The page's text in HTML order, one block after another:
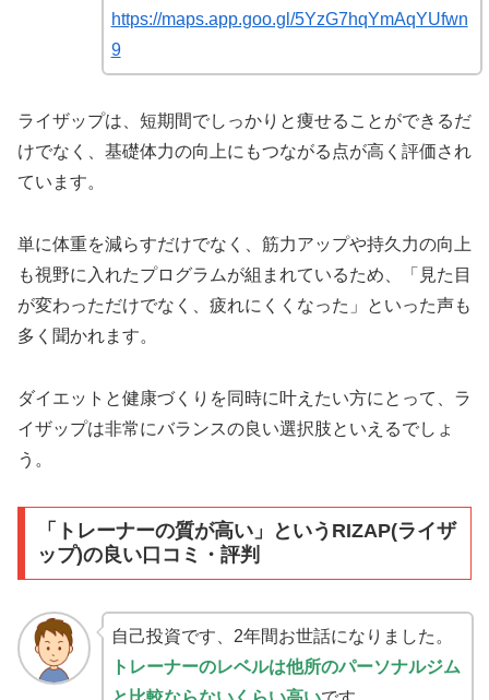
https://maps.app.goo.gl/5YzG7hqYmAqYUfwn
9
ライザップは、短期間でしっかりと痩せることができるだ
けでなく、基礎体力の向上にもつながる点が高く評価され
ています。
単に体重を減らすだけでなく、筋力アップや持久力の向上
も視野に入れたプログラムが組まれているため、「見た目
が変わっただけでなく、疲れにくくなった」といった声も
多く聞かれます。
ダイエットと健康づくりを同時に叶えたい方にとって、ラ
イザップは非常にバランスの良い選択肢といえるでしょ
う。
「トレーナーの質が高い」というRIZAP(ライザ
ップ)の良い口コミ・評判
自己投資です、2年間お世話になりました。
トレーナーのレベルは他所のパーソナルジム